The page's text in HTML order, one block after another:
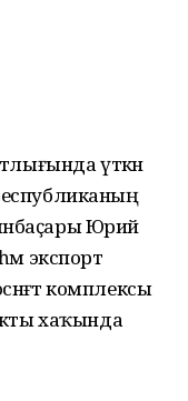
үткән
Юрий
экспорт
комплексы
хаҡында